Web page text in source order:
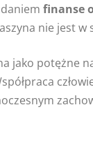
finanse
nie jest w
jako potężne